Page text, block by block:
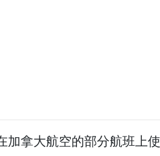
拿大航空的部分航班上使